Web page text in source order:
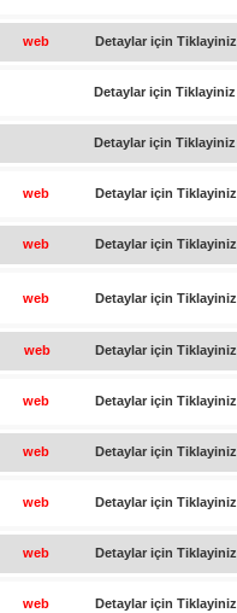
web Detaylar için Tiklayiniz
Detaylar için Tiklayiniz
Detaylar için Tiklayiniz
web Detaylar için Tiklayiniz
web Detaylar için Tiklayiniz
web Detaylar için Tiklayiniz
web Detaylar için Tiklayiniz
web Detaylar için Tiklayiniz
web Detaylar için Tiklayiniz
web Detaylar için Tiklayiniz
web Detaylar için Tiklayiniz
web Detaylar için Tiklayiniz